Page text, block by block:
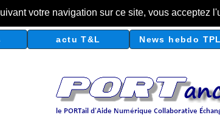
votre navigation sur ce site, vous acceptez
actu T&L News hebdo TPL